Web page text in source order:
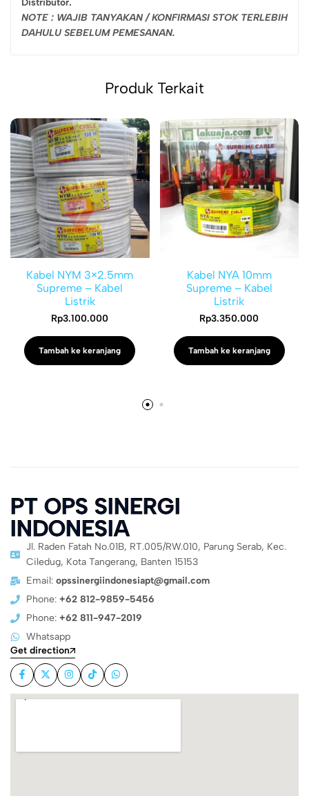
Distributor.
NOTE : WAJIB TANYAKAN / KONFIRMASI STOK TERLEBIH
DAHULU SEBELUM PEMESANAN.
Produk Terkait
Kabel NYM 3×2.5mm
Supreme – Kabel
Listrik
Rp3.100.000
Tambah ke keranjang
Kabel NYA 10mm
Supreme – Kabel
Listrik
Rp3.350.000
Tambah ke keranjang
PT OPS SINERGI
INDONESIA
Jl. Raden Fatah No.01B, RT.005/RW.010, Parung Serab, Kec.
Ciledug, Kota Tangerang, Banten 15153
Email: opssinergiindonesiapt@gmail.com
Phone: +62 812-9859-5456
Phone: +62 811-947-2019
Whatsapp
Get direction